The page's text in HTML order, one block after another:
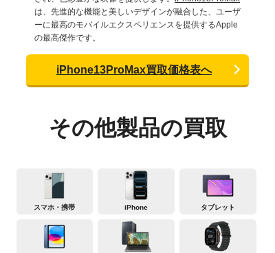
は、先進的な機能と美しいデザインが融合した、ユーザ
ーに最高のモバイルエクスペリエンスを提供するApple
の最高傑作です。
iPhone13ProMax買取価格表へ
その他製品の買取
スマホ・携帯 iPhone タブレット